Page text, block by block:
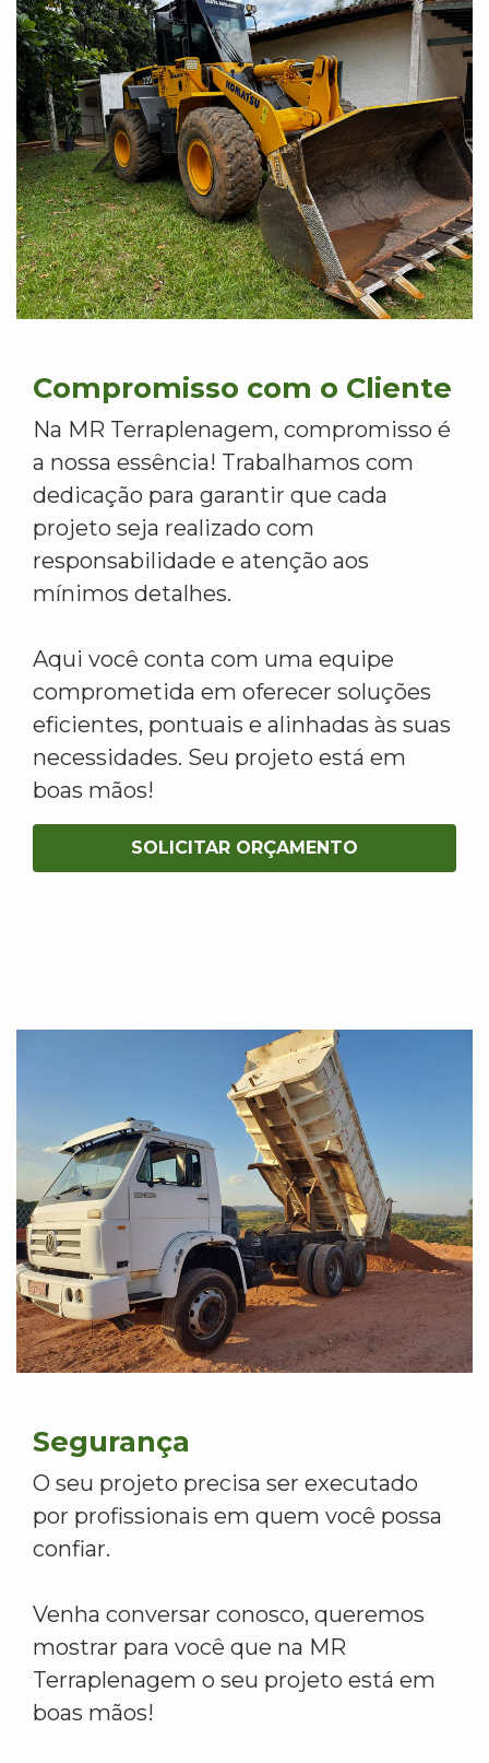
Compromisso com o Cliente
Na MR Terraplenagem, compromisso é
a nossa essência! Trabalhamos com
dedicação para garantir que cada
projeto seja realizado com
responsabilidade e atenção aos
mínimos detalhes.
Aqui você conta com uma equipe
comprometida em oferecer soluções
eficientes, pontuais e alinhadas às suas
necessidades. Seu projeto está em
boas mãos!
SOLICITAR ORÇAMENTO
Segurança
O seu projeto precisa ser executado
por profissionais em quem você possa
confiar.
Venha conversar conosco, queremos
mostrar para você que na MR
Terraplenagem o seu projeto está em
boas mãos!